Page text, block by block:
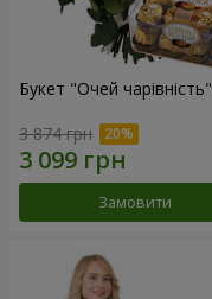
Букет "Очей чарівність"
3 874 грн
Замовити